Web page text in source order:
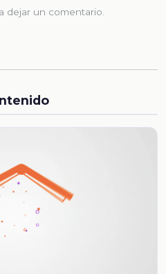
dejar un comentario.